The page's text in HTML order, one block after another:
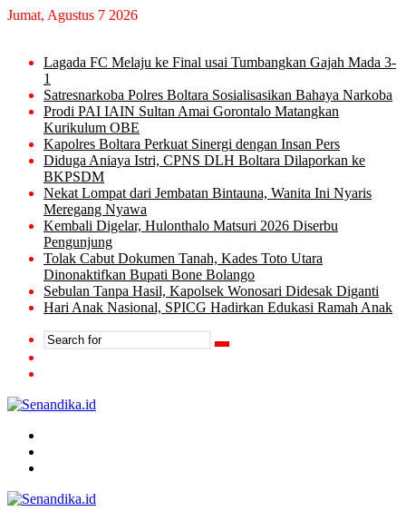
Jumat, Agustus 7 2026
Lagada FC Melaju ke Final usai Tumbangkan Gajah Mada 3-
1
Satresnarkoba Polres Boltara Sosialisasikan Bahaya Narkoba
Prodi PAI IAIN Sultan Amai Gorontalo Matangkan
Kurikulum OBE
Kapolres Boltara Perkuat Sinergi dengan Insan Pers
Diduga Aniaya Istri, CPNS DLH Boltara Dilaporkan ke
BKPSDM
Nekat Lompat dari Jembatan Bintauna, Wanita Ini Nyaris
Meregang Nyawa
Kembali Digelar, Hulonthalo Matsuri 2026 Diserbu
Pengunjung
Tolak Cabut Dokumen Tanah, Kades Toto Utara
Dinonaktifkan Bupati Bone Bolango
Sebulan Tanpa Hasil, Kapolsek Wonosari Didesak Diganti
Hari Anak Nasional, SPICG Hadirkan Edukasi Ramah Anak
Search